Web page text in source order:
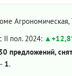
Агрономическая,
II пол. 2024:
предложений,
1.